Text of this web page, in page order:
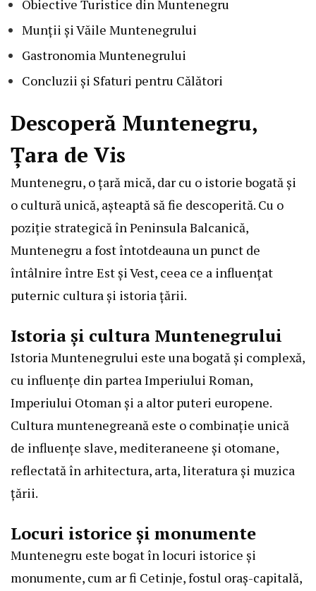
Obiective Turistice din Muntenegru
Munții și Văile Muntenegrului
Gastronomia Muntenegrului
Concluzii și Sfaturi pentru Călători
Descoperă Muntenegru,
Țara de Vis
Muntenegru, o țară mică, dar cu o istorie bogată și
o cultură unică, așteaptă să fie descoperită. Cu o
poziție strategică în Peninsula Balcanică,
Muntenegru a fost întotdeauna un punct de
întâlnire între Est și Vest, ceea ce a influențat
puternic cultura și istoria țării.
Istoria și cultura Muntenegrului
Istoria Muntenegrului este una bogată și complexă,
cu influențe din partea Imperiului Roman,
Imperiului Otoman și a altor puteri europene.
Cultura muntenegreană este o combinație unică
de influențe slave, mediteraneene și otomane,
reflectată în arhitectura, arta, literatura și muzica
țării.
Locuri istorice și monumente
Muntenegru este bogat în locuri istorice și
monumente, cum ar fi Cetinje, fostul oraș-capitală,